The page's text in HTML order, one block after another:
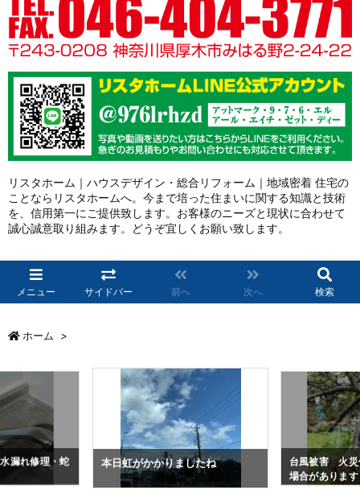
リスタホーム｜ハウスデザイン・総合リフォーム｜地域密着 住宅の
ことならリスタホームへ。今まで培った住まいに関する知識と技術
を、信用第一にご提供致します。お客様のニーズと現状に合わせて
誠心誠意取り組みます。どうぞ宜しくお願い致します。
メニュー サイドバー 前へ 次へ 検索
ホーム >
漏れ修理・蛇 本日虹がかかりましたね
台風被害 火災
場合があります